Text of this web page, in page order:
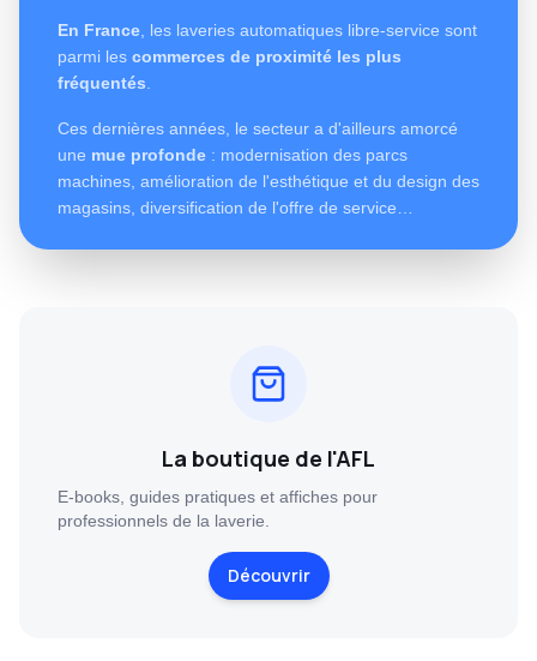
En France , les laveries automatiques libre-service sont
parmi les commerces de proximité les plus
fréquentés
Ces dernières années, le secteur a d'ailleurs amorcé
une mue profonde : modernisation des parcs
machines, amélioration de l'esthétique et du design des
magasins, diversification de l'offre de service…
La boutique de l'AFL
E-books, guides pratiques et affiches pour
professionnels de la laverie.
Découvrir